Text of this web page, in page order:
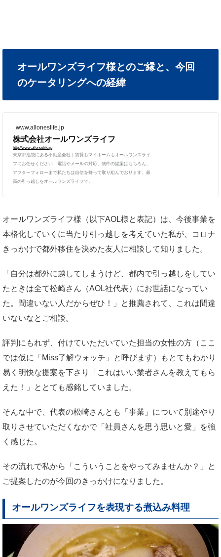
オールワンズライフ様とのご縁と、今回
のケータリングへの経緯
www.alloneslife.jp
株式会社オールワンズライフ
http://www.alloneslife.jp
東京都池袋にある不動産会社｜賃貸もマイホームもオールワンズライ
フにお任せください！電話やメールの対応、物件の提案はもちろん、
アフターフォローまで私たちは自信を持って取り組んでおります。最
高の引っ越しをオールワンズライフで。
オールワンズライフ様（以下AOL様と表記）は、今後事業を
本格化していくに当たり引っ越しを考えていた私が、コロナ
きっかけで都外移住を決めた友人に相談して知りました。
「自分は都外に越してしまうけど、都内で引っ越しをしてい
たときは全て松崎さん（AOL社代表）にお世話になってい
た。間違いない人だからぜひ！」と推薦されて、これは間違
いないなとご相談。
評判にもれず、付けていただいていた担当の女性の方（ここ
では仮に「Miss了解ウォッチ」と呼びます）もとてもわかり
易く明快な提案を下さり「これはいい業者さんを教えてもら
えた！」ととても感銘していました。
そんな中で、代表の松崎さんとも「事業」について別途やり
取りさせていただくなかで「社員さんを思う思いと愛」を強
く感じた。
その流れで私から「こういうことをやってみませんか？」と
ご提案したのが今回のきっかけになりました。
オールワンズライフを表現する煮込み料理